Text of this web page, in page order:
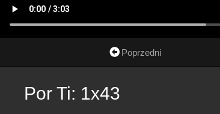
Poprzedni
Por Ti: 1x43